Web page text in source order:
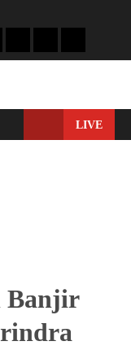
LIVE
Banjir